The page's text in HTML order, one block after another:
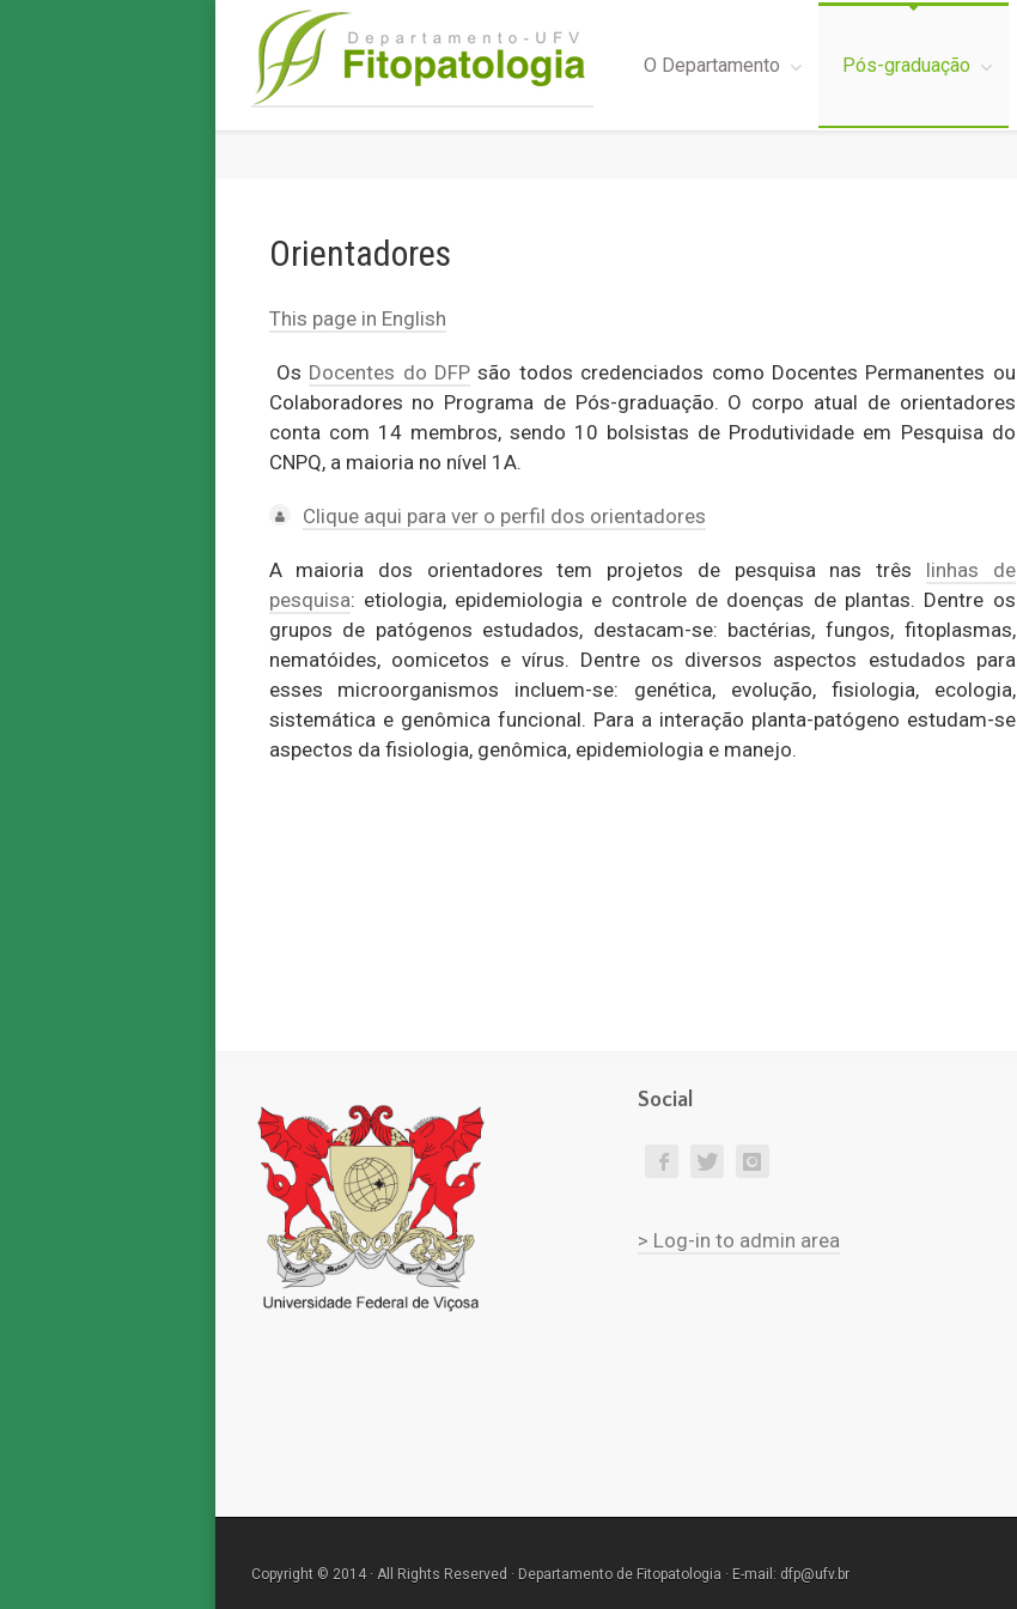
O Departamento Pós-graduação
Orientadores
This page in English
Os Docentes do DFP são todos credenciados como Docentes Permanentes ou
Colaboradores no Programa de Pós-graduação. O corpo atual de orientadores
conta com 14 membros, sendo 10 bolsistas de Produtividade em Pesquisa do
CNPQ, a maioria no nível 1A.
Clique aqui para ver o perfil dos orientadores
A maioria dos orientadores tem projetos de pesquisa nas três linhas de
pesquisa: etiologia, epidemiologia e controle de doenças de plantas. Dentre os
grupos de patógenos estudados, destacam-se: bactérias, fungos, fitoplasmas,
nematóides, oomicetos e vírus. Dentre os diversos aspectos estudados para
esses microorganismos incluem-se: genética, evolução, fisiologia, ecologia,
sistemática e genômica funcional. Para a interação planta-patógeno estudam-se
aspectos da fisiologia, genômica, epidemiologia e manejo.
Social
> Log-in to admin area
Copyright © 2014 · All Rights Reserved · Departamento de Fitopatologia · E-mail: dfp@ufv.br